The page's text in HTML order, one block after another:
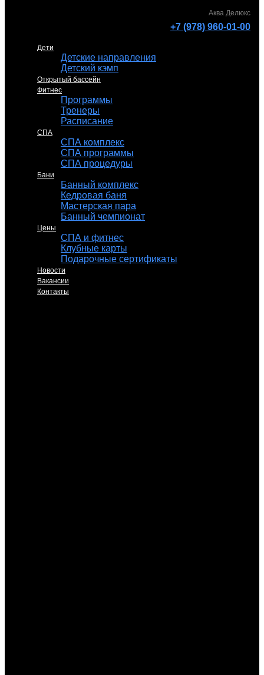
Аква Делюкс
+7 (978) 960-01-00
Дети
Детские направления
Детский кэмп
Открытый бассейн
Фитнес
Программы
Тренеры
Расписание
СПА
СПА комплекс
СПА программы
СПА процедуры
Бани
Банный комплекс
Кедровая баня
Мастерская пара
Банный чемпионат
Цены
СПА и фитнес
Клубные карты
Подарочные сертификаты
Новости
Вакансии
Контакты